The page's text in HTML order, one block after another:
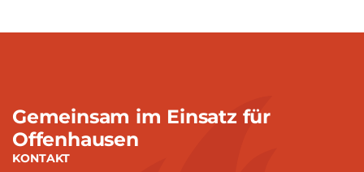
Gemeinsam im Einsatz für
Offenhausen
KONTAKT